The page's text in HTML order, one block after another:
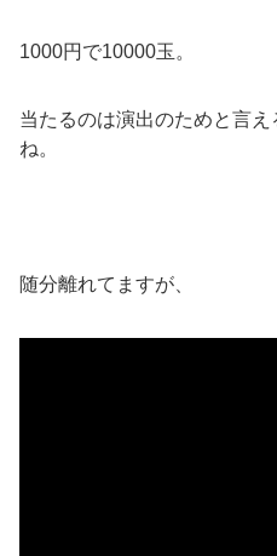
1000円で10000玉。
当たるのは演出のためと言
ね。
随分離れてますが、